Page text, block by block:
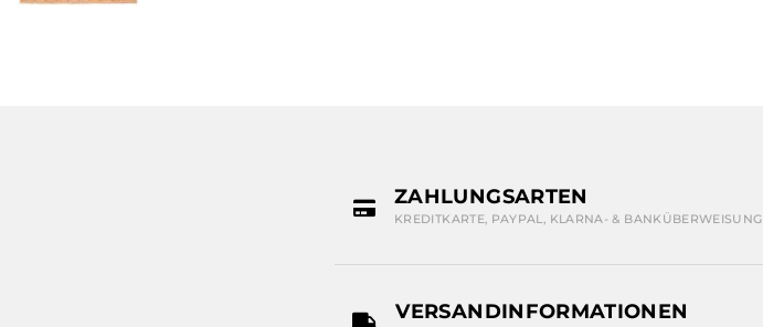
ZAHLUNGSARTEN
KREDITKARTE, PAYPAL, KLARNA- & BANKÜBERWEISUNG
VERSANDINFORMATIONEN